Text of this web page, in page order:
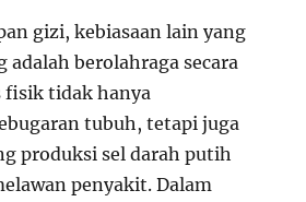
gizi, kebiasaan lain yang
berolahraga secara
tidak hanya
tubuh, tetapi juga
produksi sel darah putih
penyakit. Dalam